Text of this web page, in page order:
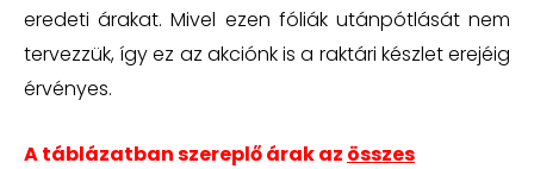
eredeti árakat. Mivel ezen fóliák utánpótlását nem
tervezzük, így ez az akciónk is a raktári készlet erejéig
érvényes.
A táblázatban szereplő árak az összes